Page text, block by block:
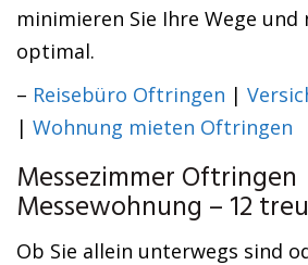
minimieren Sie Ihre Wege
optimal.
– Reisebüro Oftringen |
| Wohnung mieten Oftringen
Messezimmer Oftringen
Messewohnung – 12
Ob Sie allein unterwegs sind